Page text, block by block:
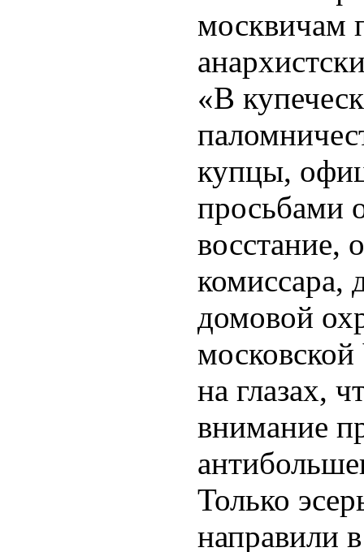
москвичам
«В
купцы,
просьбами
восстание,
комиссара,
домовой
на глазах,
внимание
Только
направили